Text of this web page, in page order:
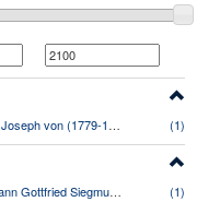
Arens, Franz Joseph von (1779-1855) (1)
Büchner, Johann Gottfried Siegmund Albert (1754-1821) (1)